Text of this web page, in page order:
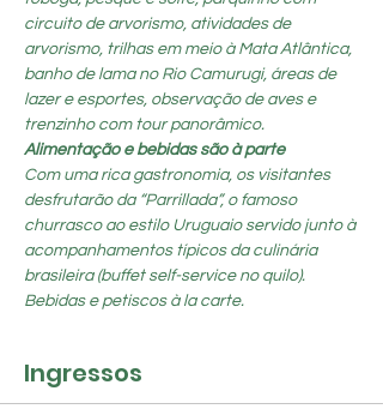
circuito de arvorismo, atividades de
arvorismo, trilhas em meio à Mata Atlântica,
banho de lama no Rio Camurugi, áreas de
lazer e esportes, observação de aves e
trenzinho com tour panorâmico.
Alimentação e bebidas são à parte
Com uma rica gastronomia, os visitantes
desfrutarão da “Parrillada”, o famoso
churrasco ao estilo Uruguaio servido junto à
acompanhamentos típicos da culinária
brasileira (buffet self-service no quilo).
Bebidas e petiscos à la carte.
Ingressos